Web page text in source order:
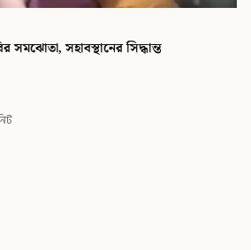
সমঝোতা, সহাবস্থানের সিদ্ধান্ত